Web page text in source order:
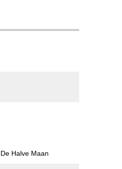
Halve Maan